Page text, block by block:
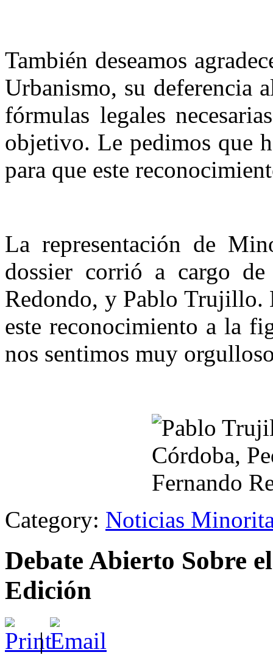
También deseamos
Urbanismo, su deferencia
fórmulas legales
objetivo. Le pedimos que
para que este
La representación de
dossier corrió a cargo
Redondo, y Pablo Trujillo.
este reconocimiento a la
nos sentimos muy
Category: Noticias
Debate Abierto Sobre
Edición
|